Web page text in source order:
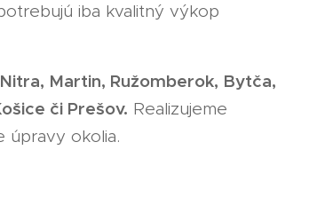
iba kvalitný výkop
Martin, Ružomberok, Bytča,
či Prešov. Realizujeme
úpravy okolia.